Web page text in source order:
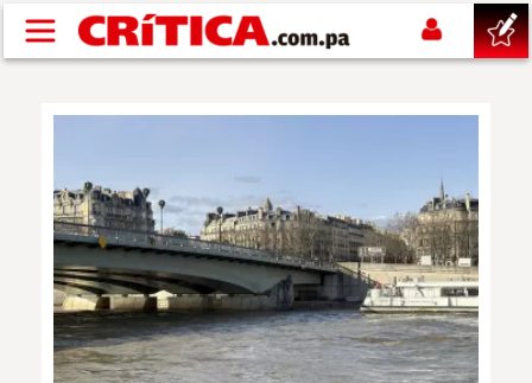
Pasar al contenido principal
NACIONAL
POLÍTICA
SHOW